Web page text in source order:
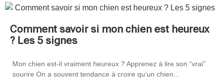
Comment savoir si mon chien est heureux
? Les 5 signes
Mon chien est-il vraiment heureux ? Apprenez à lire son “vrai”
sourire On a souvent tendance à croire qu’un chien...